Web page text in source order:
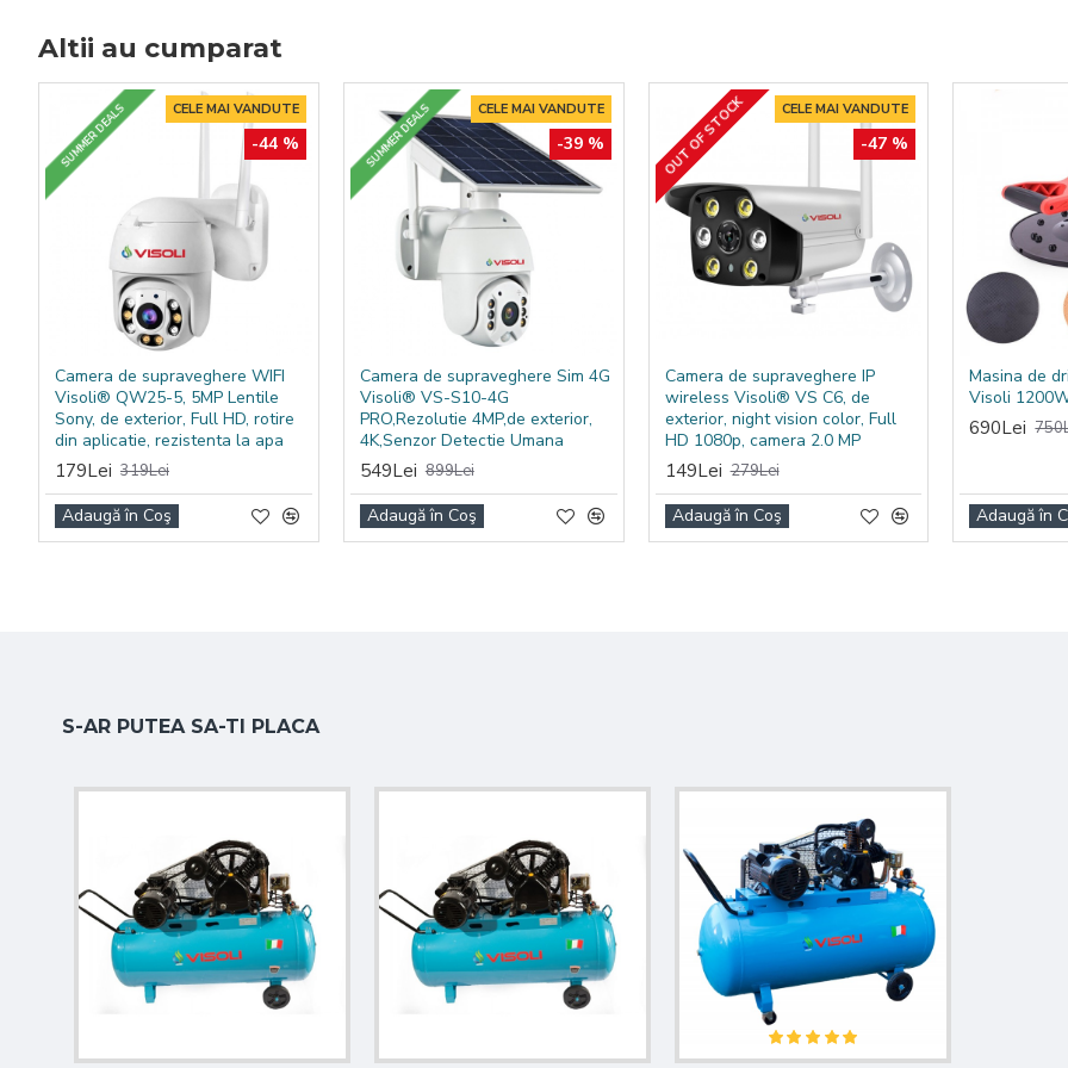
compresoarele clasice mai zgomotoase.
Date tehnice
Tip produs Compresor aer silențios fără ulei
Capacitate butelie 50 L
Presiune maximă cazan
Presiune maximă de lucru
Putere motor
Număr cilindri
Tensiune alimentare 230V
Nivel zgomot aprox. 53-60 dB(A)
Cuplaj pentru conectare rapidă
Supapă de evacuare pe rezervor
Motor fără ulei, cu întreținere redusă
De ce să alegi acest compresor silențios?
Compresorul silențios fără ulei 50L
este o alegere potrivită pentru utilizatorii care au nevoie de aer comprimat într-un
Altii au cumparat
CELE MAI VANDUTE
SUMMER DEALS -44 %
Camera de supraveghere WIFI
Visoli® QW25-5, 5MP Lentile
Sony, de exterior, Full HD, rotire
din aplicatie, rezistenta la apa
179Lei 319Lei
Adaugă în Coş
CELE MAI VANDUTE
SUMMER DEALS -39 %
Camera de supraveghere Sim 4G
Visoli® VS-S10-4G
PRO,Rezolutie 4MP,de exterior,
4K,Senzor Detectie Umana
549Lei 899Lei
Adaugă în Coş
CELE MAI VANDUTE
-47 %
OUT OF STOCK
Camera de supraveghere IP
wireless Visoli® VS C6, de
exterior, night vision color, Full
HD 1080p, camera 2.0 MP
149Lei 279Lei
Adaugă în Coş
Masina de
Visoli
690Lei
Adaugă în
S-AR PUTEA SA-TI PLACA